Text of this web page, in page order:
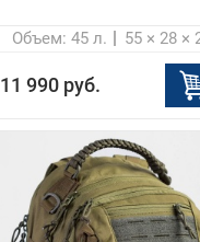
55 × 28 ×
Объем: 45 л.
11 990 руб.